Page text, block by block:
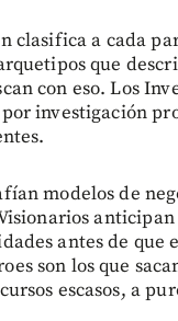
clasifica a cada
que
con eso. Los
investigación
modelos de
antes de que
son los que
escasos, a